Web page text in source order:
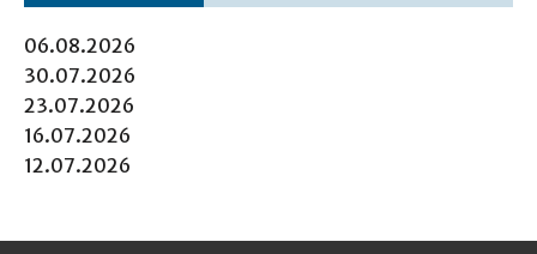
06.08.2026
30.07.2026
23.07.2026
16.07.2026
12.07.2026